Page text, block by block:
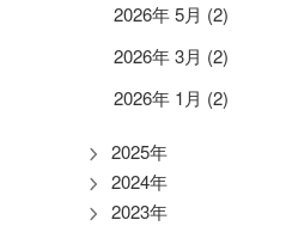
2026年 5月 (2)
2026年 3月 (2)
2026年 1月 (2)
2025年
2024年
2023年